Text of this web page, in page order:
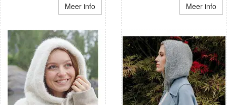
Meer info Meer info